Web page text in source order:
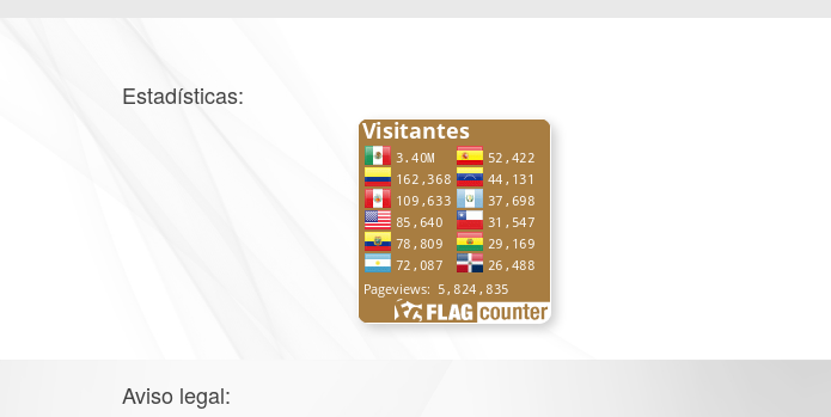
Estadísticas:
Aviso legal: